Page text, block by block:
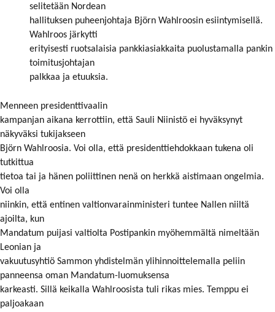
selitetään Nordean
hallituksen puheenjohtaja Björn Wahlroosin esiintymisellä.
Wahlroos järkytti
erityisesti ruotsalaisia pankkiasiakkaita puolustamalla pankin
toimitusjohtajan
palkkaa ja etuuksia.
Menneen presidenttivaalin
kampanjan aikana kerrottiin, että Sauli Niinistö ei hyväksynyt
näkyväksi tukijakseen
Björn Wahlroosia. Voi olla, että presidenttiehdokkaan tukena oli
tutkittua
tietoa tai ja hänen poliittinen nenä on herkkä aistimaan ongelmia.
Voi olla
niinkin, että entinen valtionvarainministeri tuntee Nallen niiltä
ajoilta, kun
Mandatum puijasi valtiolta Postipankin myöhemmältä nimeltään
Leonian ja
vakuutusyhtiö Sammon yhdistelmän ylihinnoittelemalla peliin
panneensa oman Mandatum-luomuksensa
karkeasti. Sillä keikalla Wahlroosista tuli rikas mies. Temppu ei
paljoakaan